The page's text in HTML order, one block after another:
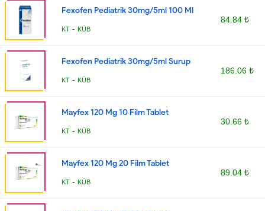
Fexofen Pediatrik 30mg/5ml 100 Ml
KT - KÜB
84.84 ₺
Fexofen Pediatrik 30mg/5ml Surup
KT - KÜB
186.06 ₺
Mayfex 120 Mg 10 Film Tablet
KT - KÜB
30.66 ₺
Mayfex 120 Mg 20 Film Tablet
KT - KÜB
89.04 ₺